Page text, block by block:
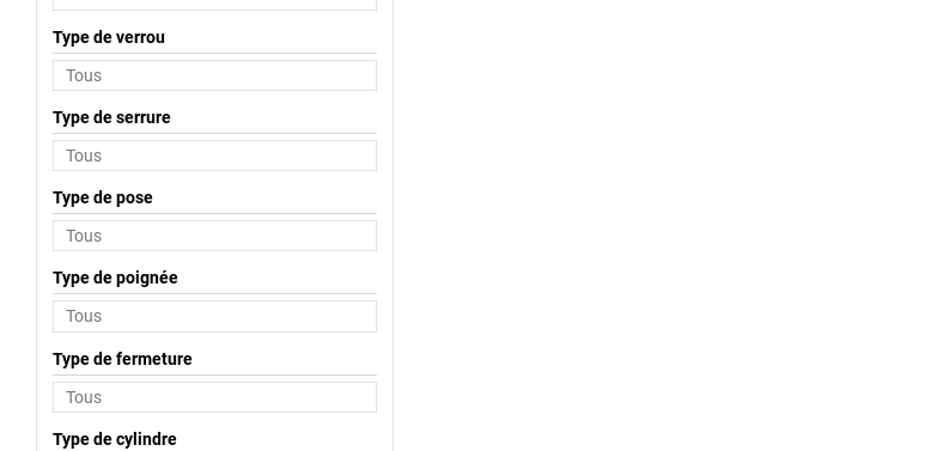
Type de verrou
Type de serrure
Type de pose
Type de poignée
Type de fermeture
Type de cylindre